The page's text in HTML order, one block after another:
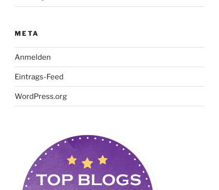
META
Anmelden
Eintrags-Feed
WordPress.org